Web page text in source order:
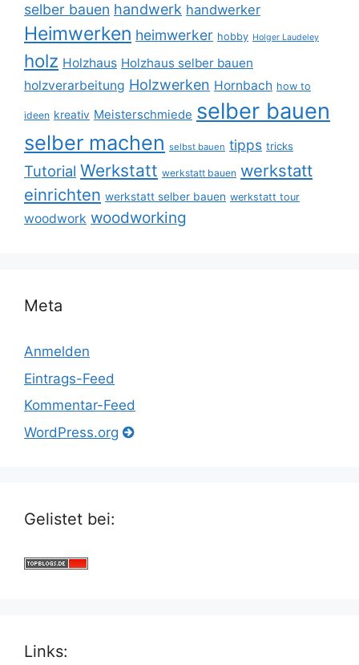
selber bauen handwerk handwerker
Heimwerken heimwerker hobby Holger Laudeley
holz Holzhaus Holzhaus selber bauen
holzverarbeitung Holzwerken Hornbach how to
ideen kreativ Meisterschmiede selber bauen
selber machen selbst bauen tipps tricks
Tutorial Werkstatt werkstatt bauen werkstatt
einrichten werkstatt selber bauen werkstatt tour
woodwork woodworking
Meta
Anmelden
Eintrags-Feed
Kommentar-Feed
WordPress.org
Gelistet bei:
Links: